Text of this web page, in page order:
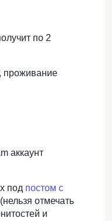
по 2
проживание
аккаунт
под постом с
отмечать
и